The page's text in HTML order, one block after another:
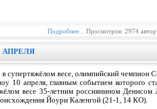
Подробнее... Просмотров: 2974 автор:
АПРЕЛЯ
весе, олимпийский чемпион
10 апреля, главным событием которого
весе 35-летним россиянином
Йоури Каленгой (21-1, 14 КО).